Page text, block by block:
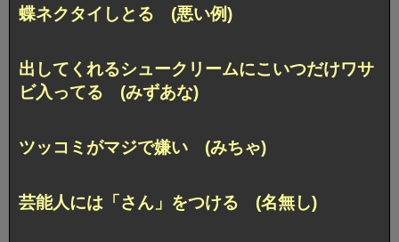
蝶ネクタイしとる (悪い例)
出してくれるシュークリームにこいつだけワサ
ビ入ってる (みずあな)
ツッコミがマジで嫌い (みちゃ)
芸能人には「さん」をつける (名無し)